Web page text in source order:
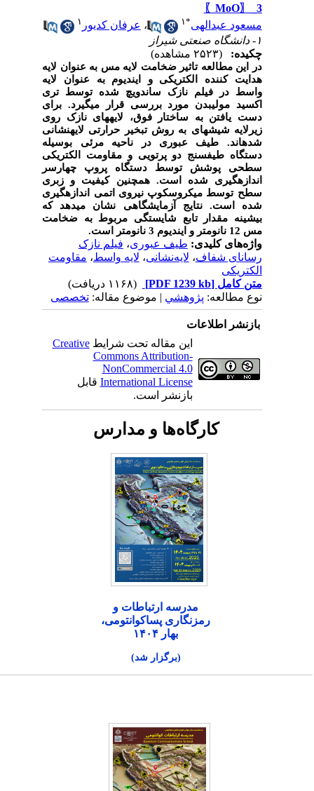
〖MoO〗_3
مسعود عبدالهی
۱ ،عرفان کدیور
چکیده:
در این مطالعه تاثیر ضخامت لایه مس به عنوان لایه
هدایت کننده الکتریکی و ایندیوم به عنوان لایه
واسط در فیلم نازک ساندویچ شده توسط تری
اکسید مولیبدن مورد بررسی قرار می­گیرد. برای
دست یافتن به ساختار فوق، لایه­های نازک روی
زیرلایه شیشه­ای به روش تبخیر حرارتی لایه­نشانی
شده­اند. طیف عبوری در ناحیه مرئی بوسیله
دستگاه طیف­سنج دو پرتویی و مقاومت الکتریکی
سطحی پوشش توسط دستگاه پروپ چهارسر
اندازه­گیری شده است. همچنین کیفیت و زبری
سطح توسط میکروسکوپ نیروی اتمی اندازه­گیری
شده است. نتایج آزمایشگاهی نشان می­دهد که
بیشینه مقدار تابع شایستگی مربوط به ضخامت
مس 12 نانومتر و ایندیوم 3 نانومتر است.
واژه‌های کلیدی:طیف عبوری،فیلم نازک
رسانای شفاف،لایه‌نشانی،لایه واسط،مقاومت
الکتریکی
متن کامل[PDF 1239 kb]
نوع مطالعه:پژوهشي| موضوع مقاله:تخصصی
بازنشر اطلاعات
این مقاله تحت شرایطCreative
Commons Attribution-
NonCommercial 4.0
International Licenseقابل
بازنشر است.
کارگاه‌ها و مدارس
مدرسه ارتباطات و
رمزنگاری پساکوانتومی،
بهار ۱۴۰۴
(برگزار شد)